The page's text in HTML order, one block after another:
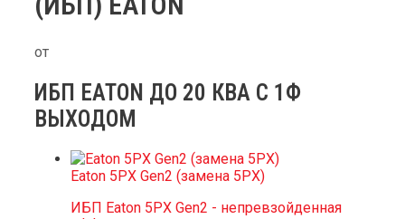
от
ИБП EATON ДО 20 КВА С 1Ф
ВЫХОДОМ​
Eaton 5PX Gen2 (замена 5РХ)
ИБП Eaton 5PX Gen2 - непревзойденная